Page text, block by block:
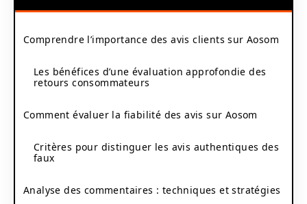
Comprendre l’importance des avis clients sur Aosom
Les bénéfices d’une évaluation approfondie des
retours consommateurs
Comment évaluer la fiabilité des avis sur Aosom
Critères pour distinguer les avis authentiques des
faux
Analyse des commentaires : techniques et stratégies